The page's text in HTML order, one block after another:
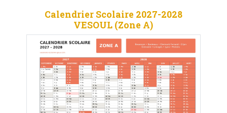
Calendrier Scolaire 2027-2028
VESOUL (Zone A)